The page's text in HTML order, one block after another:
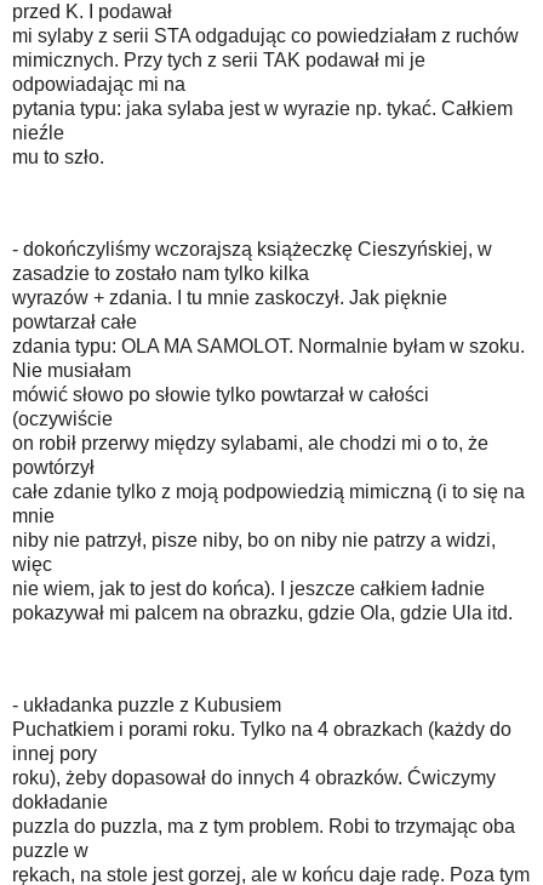
przed K. I podawał
mi sylaby z serii STA odgadując co powiedziałam z ruchów
mimicznych. Przy tych z serii TAK podawał mi je
odpowiadając mi na
pytania typu: jaka sylaba jest w wyrazie np. tykać. Całkiem
nieźle
mu to szło.
- dokończyliśmy wczorajszą książeczkę Cieszyńskiej, w
zasadzie to zostało nam tylko kilka
wyrazów + zdania. I tu mnie zaskoczył. Jak pięknie
powtarzał całe
zdania typu: OLA MA SAMOLOT. Normalnie byłam w szoku.
Nie musiałam
mówić słowo po słowie tylko powtarzał w całości
(oczywiście
on robił przerwy między sylabami, ale chodzi mi o to, że
powtórzył
całe zdanie tylko z moją podpowiedzią mimiczną (i to się na
mnie
niby nie patrzył, pisze niby, bo on niby nie patrzy a widzi,
więc
nie wiem, jak to jest do końca). I jeszcze całkiem ładnie
pokazywał mi palcem na obrazku, gdzie Ola, gdzie Ula itd.
- układanka puzzle z Kubusiem
Puchatkiem i porami roku. Tylko na 4 obrazkach (każdy do
innej pory
roku), żeby dopasował do innych 4 obrazków. Ćwiczymy
dokładanie
puzzla do puzzla, ma z tym problem. Robi to trzymając oba
puzzle w
rękach, na stole jest gorzej, ale w końcu daje radę. Poza tym